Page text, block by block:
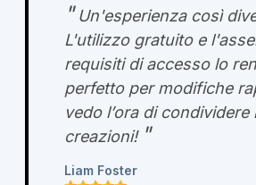
" Un'esperienza così
L'utilizzo gratuito e
requisiti di accesso lo
perfetto per modifiche
vedo l’ora di condividere
creazioni! "
Liam Foster